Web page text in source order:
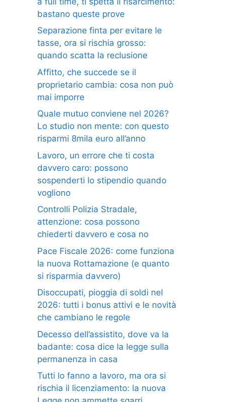
bastano queste prove
Separazione finta per evitare le
tasse, ora si rischia grosso:
quando scatta la reclusione
Affitto, che succede se il
proprietario cambia: cosa non può
mai imporre
Quale mutuo conviene nel 2026?
Lo studio non mente: con questo
risparmi 8mila euro all’anno
Lavoro, un errore che ti costa
davvero caro: possono
sospenderti lo stipendio quando
vogliono
Controlli Polizia Stradale,
attenzione: cosa possono
chiederti davvero e cosa no
Pace Fiscale 2026: come funziona
la nuova Rottamazione (e quanto
si risparmia davvero)
Disoccupati, pioggia di soldi nel
2026: tutti i bonus attivi e le novità
che cambiano le regole
Decesso dell’assistito, dove va la
badante: cosa dice la legge sulla
permanenza in casa
Tutti lo fanno a lavoro, ma ora si
rischia il licenziamento: la nuova